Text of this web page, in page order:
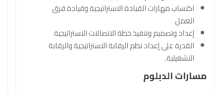
اكتساب مهارات القيادة الاستراتيجية وقيادة فرق
العمل
إعداد وتصميم وتنفيذ خطة الاتصالات الاستراتيجية
القدرة على إعداد نظم الرقابة الاستراتيجية والرقابة
التشغيلية.
مسارات الدبلوم